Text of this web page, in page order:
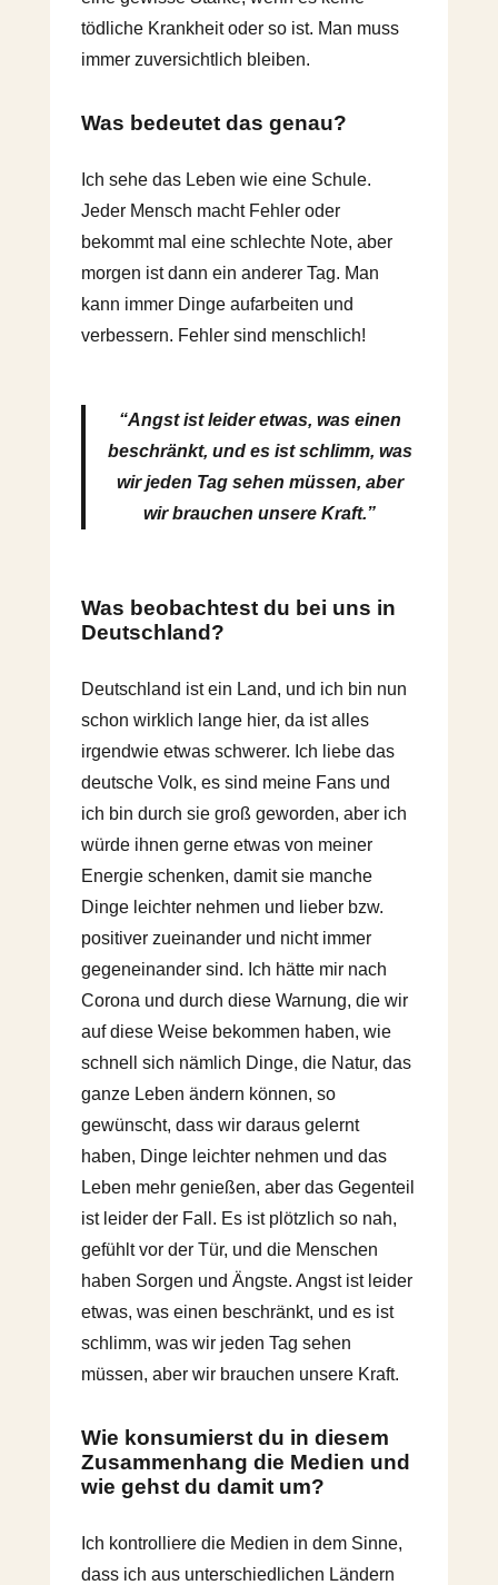
tödliche Krankheit oder so ist. Man muss
immer zuversichtlich bleiben.
Was bedeutet das genau?
Ich sehe das Leben wie eine Schule.
Jeder Mensch macht Fehler oder
bekommt mal eine schlechte Note, aber
morgen ist dann ein anderer Tag. Man
kann immer Dinge aufarbeiten und
verbessern. Fehler sind menschlich!
“Angst ist leider etwas, was einen
beschränkt, und es ist schlimm, was
wir jeden Tag sehen müssen, aber
wir brauchen unsere Kraft.”
Was beobachtest du bei uns in
Deutschland?
Deutschland ist ein Land, und ich bin nun
schon wirklich lange hier, da ist alles
irgendwie etwas schwerer. Ich liebe das
deutsche Volk, es sind meine Fans und
ich bin durch sie groß geworden, aber ich
würde ihnen gerne etwas von meiner
Energie schenken, damit sie manche
Dinge leichter nehmen und lieber bzw.
positiver zueinander und nicht immer
gegeneinander sind. Ich hätte mir nach
Corona und durch diese Warnung, die wir
auf diese Weise bekommen haben, wie
schnell sich nämlich Dinge, die Natur, das
ganze Leben ändern können, so
gewünscht, dass wir daraus gelernt
haben, Dinge leichter nehmen und das
Leben mehr genießen, aber das Gegenteil
ist leider der Fall. Es ist plötzlich so nah,
gefühlt vor der Tür, und die Menschen
haben Sorgen und Ängste. Angst ist leider
etwas, was einen beschränkt, und es ist
schlimm, was wir jeden Tag sehen
müssen, aber wir brauchen unsere Kraft.
Wie konsumierst du in diesem
Zusammenhang die Medien und
wie gehst du damit um?
Ich kontrolliere die Medien in dem Sinne,
dass ich aus unterschiedlichen Ländern